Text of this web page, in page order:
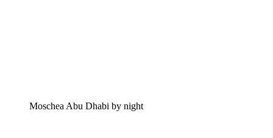
Moschea Abu Dhabi by night